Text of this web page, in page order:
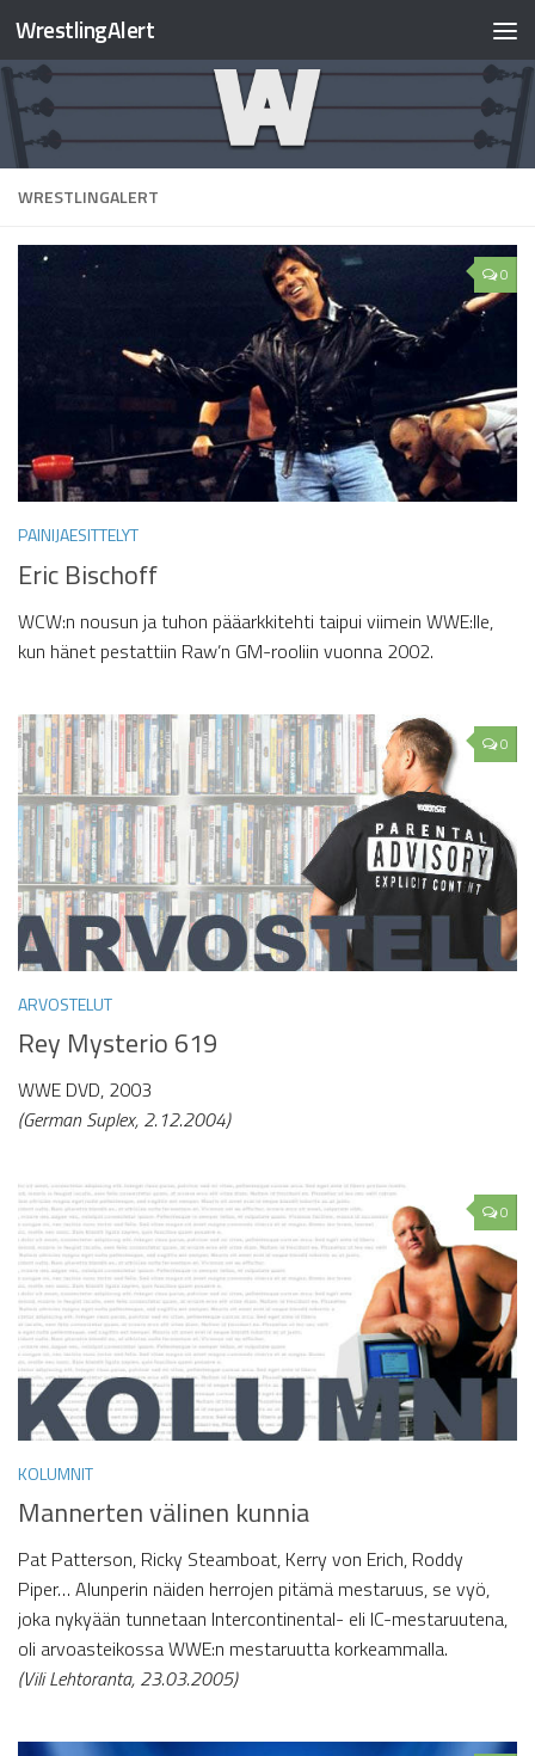
WrestlingAlert
WRESTLINGALERT
0
PAINIJAESITTELYT
Eric Bischoff
WCW:n nousun ja tuhon pääarkkitehti taipui viimein WWE:lle,
kun hänet pestattiin Raw’n GM-rooliin vuonna 2002.
0
ARVOSTELUT
Rey Mysterio 619
WWE DVD, 2003
(German Suplex, 2.12.2004)
0
KOLUMNIT
Mannerten välinen kunnia
Pat Patterson, Ricky Steamboat, Kerry von Erich, Roddy
Piper… Alunperin näiden herrojen pitämä mestaruus, se vyö,
joka nykyään tunnetaan Intercontinental- eli IC-mestaruutena,
oli arvoasteikossa WWE:n mestaruutta korkeammalla.
(Vili Lehtoranta, 23.03.2005)